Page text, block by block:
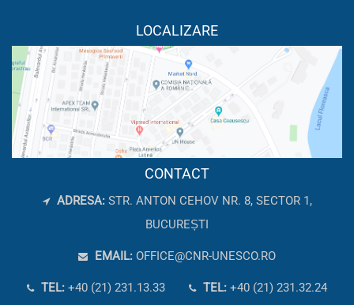
LOCALIZARE
CONTACT
ADRESA: STR. ANTON CEHOV NR. 8, SECTOR 1,
BUCUREȘTI
EMAIL: OFFICE@CNR-UNESCO.RO
TEL: +40 (21) 231.13.33 TEL: +40 (21) 231.32.24